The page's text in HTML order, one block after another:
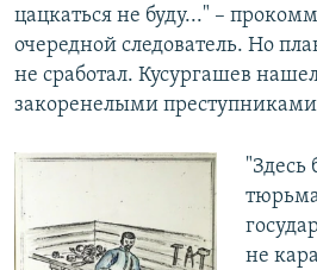
цацкаться не буду..." –
очередной следователь. Но
не сработал. Кусургашев
закоренелыми
"Здесь
не